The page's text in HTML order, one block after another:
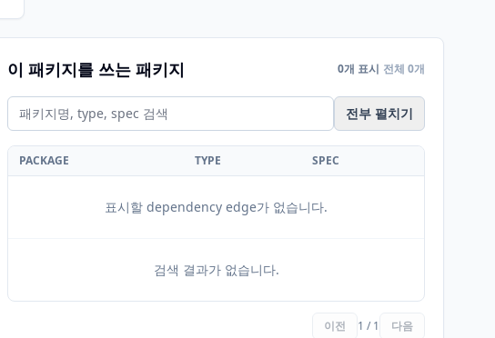
이 패키지를 쓰는 패키지 0개 표시 전체 0개
전부 펼치기
PACKAGE TYPE SPEC
표시할 dependency edge가 없습니다.
검색 결과가 없습니다.
이전 1 / 1 다음